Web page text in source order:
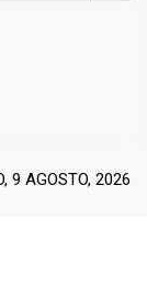
9 AGOSTO, 2026